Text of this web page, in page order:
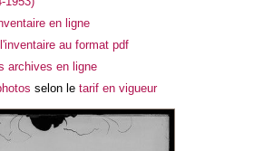
en ligne
au format pdf
archives en ligne
selon le tarif en vigueur